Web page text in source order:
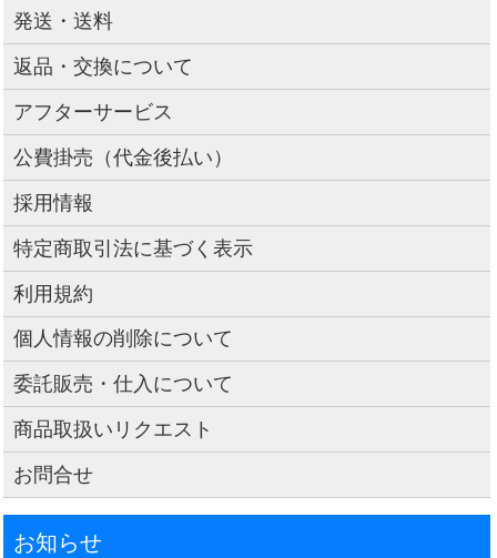
発送・送料
返品・交換について
アフターサービス
公費掛売（代金後払い）
採用情報
特定商取引法に基づく表示
利用規約
個人情報の削除について
委託販売・仕入について
商品取扱いリクエスト
お問合せ
お知らせ